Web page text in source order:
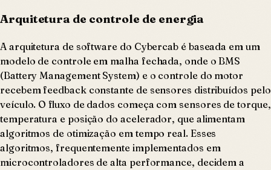
Arquitetura de controle de energia
A arquitetura de software do Cybercab é baseada em um
modelo de controle em malha fechada, onde o BMS
(Battery Management System) e o controle do motor
recebem feedback constante de sensores distribuídos pelo
veículo. O fluxo de dados começa com sensores de torque,
temperatura e posição do acelerador, que alimentam
algoritmos de otimização em tempo real. Esses
algoritmos, frequentemente implementados em
microcontroladores de alta performance, decidem a